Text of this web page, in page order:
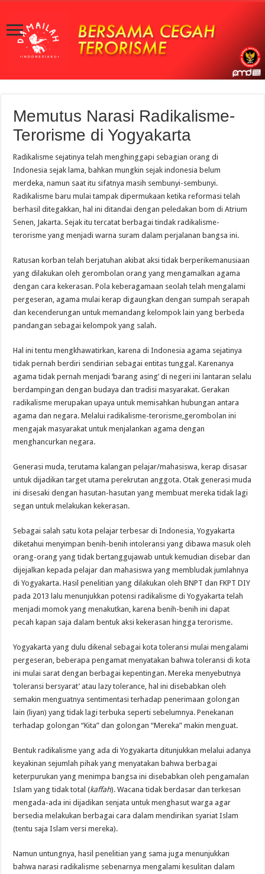
Memutus Narasi Radikalisme-
Terorisme di Yogyakarta
Radikalisme sejatinya telah menghinggapi sebagian orang di
Indonesia sejak lama, bahkan mungkin sejak indonesia belum
merdeka, namun saat itu sifatnya masih sembunyi-sembunyi.
Radikalisme baru mulai tampak dipermukaan ketika reformasi telah
berhasil ditegakkan, hal ini ditandai dengan peledakan bom di Atrium
Senen, Jakarta. Sejak itu tercatat berbagai tindak radikalisme-
terorisme yang menjadi warna suram dalam perjalanan bangsa ini.
Ratusan korban telah berjatuhan akibat aksi tidak berperikemanusiaan
yang dilakukan oleh gerombolan orang yang mengamalkan agama
dengan cara kekerasan. Pola keberagamaan seolah telah mengalami
pergeseran, agama mulai kerap digaungkan dengan sumpah serapah
dan kecenderungan untuk memandang kelompok lain yang berbeda
pandangan sebagai kelompok yang salah.
Hal ini tentu mengkhawatirkan, karena di Indonesia agama sejatinya
tidak pernah berdiri sendirian sebagai entitas tunggal. Karenanya
agama tidak pernah menjadi ‘barang asing’ di negeri ini lantaran selalu
berdampingan dengan budaya dan tradisi masyarakat. Gerakan
radikalisme merupakan upaya untuk memisahkan hubungan antara
agama dan negara. Melalui radikalisme-terorisme,gerombolan ini
mengajak masyarakat untuk menjalankan agama dengan
menghancurkan negara.
Generasi muda, terutama kalangan pelajar/mahasiswa, kerap disasar
untuk dijadikan target utama perekrutan anggota. Otak generasi muda
ini disesaki dengan hasutan-hasutan yang membuat mereka tidak lagi
segan untuk melakukan kekerasan.
Sebagai salah satu kota pelajar terbesar di Indonesia, Yogyakarta
diketahui menyimpan benih-benih intoleransi yang dibawa masuk oleh
orang-orang yang tidak bertanggujawab untuk kemudian disebar dan
dijejalkan kepada pelajar dan mahasiswa yang membludak jumlahnya
di Yogyakarta. Hasil penelitian yang dilakukan oleh BNPT dan FKPT DIY
pada 2013 lalu menunjukkan potensi radikalisme di Yogyakarta telah
menjadi momok yang menakutkan, karena benih-benih ini dapat
pecah kapan saja dalam bentuk aksi kekerasan hingga terorisme.
Yogyakarta yang dulu dikenal sebagai kota toleransi mulai mengalami
pergeseran, beberapa pengamat menyatakan bahwa toleransi di kota
ini mulai sarat dengan berbagai kepentingan. Mereka menyebutnya
‘toleransi bersyarat’ atau lazy tolerance, hal ini disebabkan oleh
semakin menguatnya sentimentasi terhadap penerimaan golongan
lain (liyan) yang tidak lagi terbuka seperti sebelumnya. Penekanan
terhadap golongan “Kita” dan golongan “Mereka” makin menguat.
Bentuk radikalisme yang ada di Yogyakarta ditunjukkan melalui adanya
keyakinan sejumlah pihak yang menyatakan bahwa berbagai
keterpurukan yang menimpa bangsa ini disebabkan oleh pengamalan
Islam yang tidak total (kaffah). Wacana tidak berdasar dan terkesan
mengada-ada ini dijadikan senjata untuk menghasut warga agar
bersedia melakukan berbagai cara dalam mendirikan syariat Islam
(tentu saja Islam versi mereka).
Namun untungnya, hasil penelitian yang sama juga menunjukkan
bahwa narasi radikalisme sebenarnya mengalami kesulitan dalam